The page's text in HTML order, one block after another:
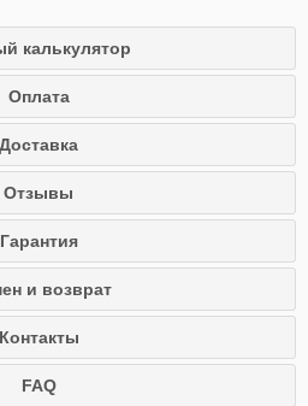
калькулятор
Оплата
Доставка
Отзывы
Гарантия
и возврат
Контакты
FAQ